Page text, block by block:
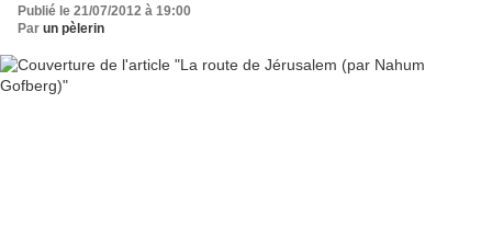
Publié le 21/07/2012 à 19:00
Par un pèlerin